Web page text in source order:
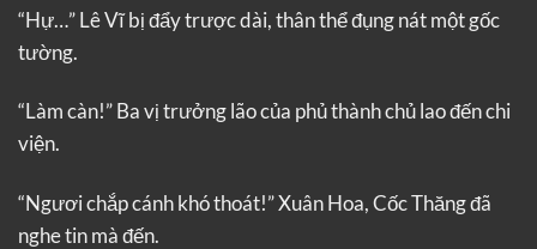
“Hự…” Lê Vĩ bị đẩy trược dài, thân thể đụng nát một gốc
tường.
“Làm càn!” Ba vị trưởng lão của phủ thành chủ lao đến chi
viện.
“Ngươi chắp cánh khó thoát!” Xuân Hoa, Cốc Thăng đã
nghe tin mà đến.